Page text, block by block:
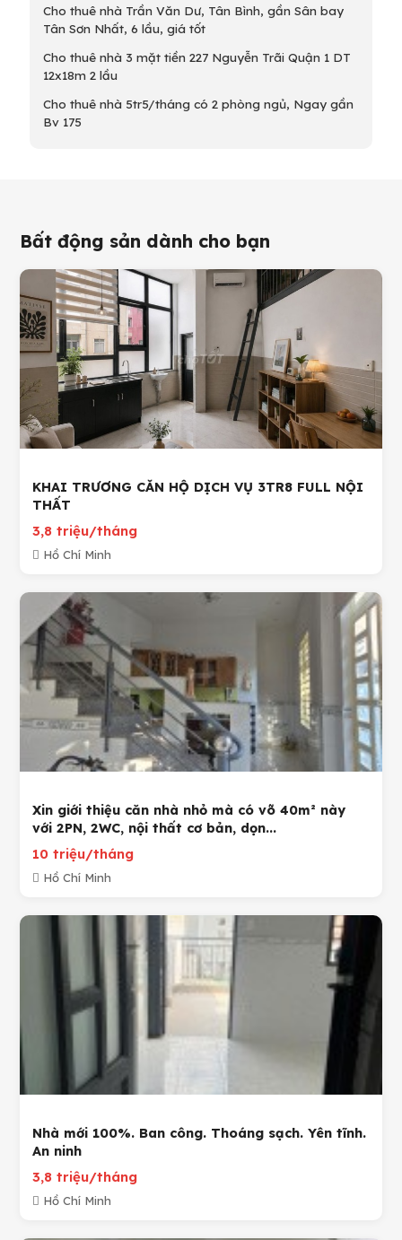
Cho thuê nhà Trần Văn Dư, Tân Bình, gần Sân bay
Tân Sơn Nhất, 6 lầu, giá tốt
Cho thuê nhà 3 mặt tiền 227 Nguyễn Trãi Quận 1 DT
12x18m 2 lầu
Cho thuê nhà 5tr5/tháng có 2 phòng ngủ, Ngay gần
Bv 175
Bất động sản dành cho bạn
KHAI TRƯƠNG CĂN HỘ DỊCH VỤ 3TR8 FULL NỘI
THẤT
3,8 triệu/tháng
Hồ Chí Minh
Xin giới thiệu căn nhà nhỏ mà có võ 40m² này
với 2PN, 2WC, nội thất cơ bản, dọn...
10 triệu/tháng
Hồ Chí Minh
Nhà mới 100%. Ban công. Thoáng sạch. Yên tĩnh.
An ninh
3,8 triệu/tháng
Hồ Chí Minh